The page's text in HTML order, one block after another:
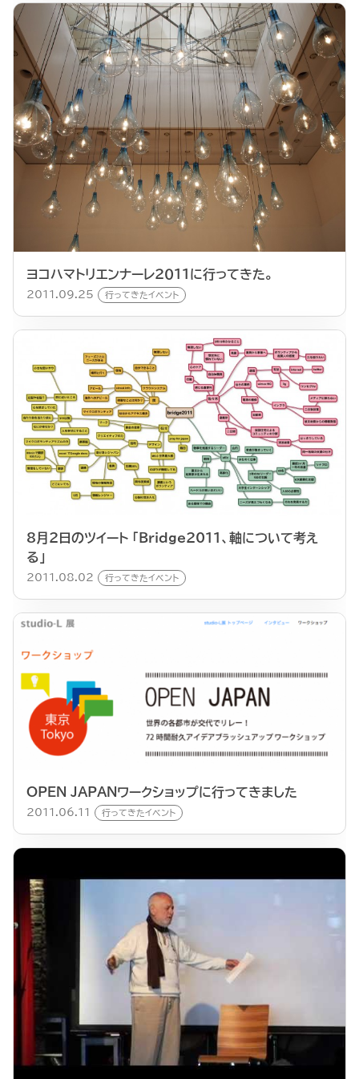
ヨコハマトリエンナーレ２０１１に行ってきた。
2011.09.25 行ってきたイベント
8月2日のツイート 「Bridge2011、軸について考え
る」
2011.08.02 行ってきたイベント
OPEN JAPANワークショップに行ってきました
2011.06.11 行ってきたイベント